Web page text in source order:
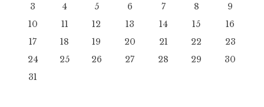
3
4 5 6 7 8
9
10
11 12 13 14 15
16
17
18 19 20 21 22
23
24
25 26 27 28 29
30
31